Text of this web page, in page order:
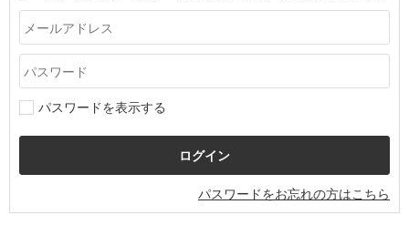
パスワードを表示する
パスワードをお忘れの方はこちら